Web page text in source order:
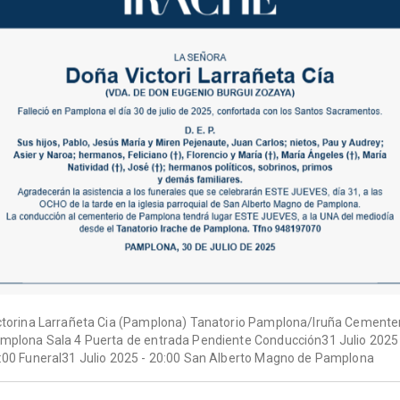
Larrañeta Cia (Pamplona) Tanatorio Pamplona/Iruña
Sala 4 Puerta de entrada Pendiente Conducción31 Julio 2025
Funeral31 Julio 2025 - 20:00 San Alberto Magno de Pamplona